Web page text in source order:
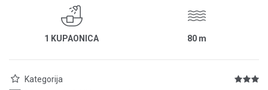
1 KUPAONICA 80 m
Kategorija